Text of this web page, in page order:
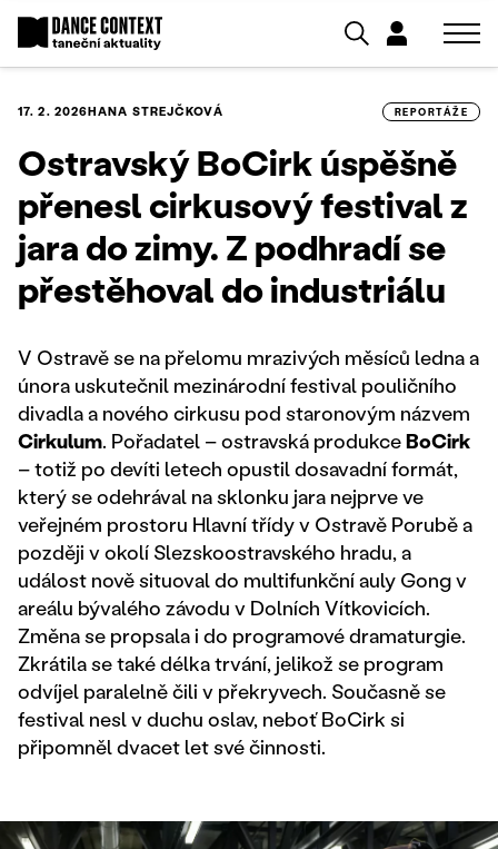
17. 2. 2026HANA STREJČKOVÁ REPORTÁŽE
Ostravský BoCirk úspěšně
přenesl cirkusový festival z
jara do zimy. Z podhradí se
přestěhoval do industriálu
V Ostravě se na přelomu mrazivých měsíců ledna a
února uskutečnil mezinárodní festival pouličního
divadla a nového cirkusu pod staronovým názvem
Cirkulum. Pořadatel – ostravská produkceBoCirk
– totiž po devíti letech opustil dosavadní formát,
který se odehrával na sklonku jara nejprve ve
veřejném prostoru Hlavní třídy v Ostravě Porubě a
později v okolí Slezskoostravského hradu, a
událost nově situoval do multifunkční auly Gong v
areálu bývalého závodu v Dolních Vítkovicích.
Změna se propsala i do programové dramaturgie.
Zkrátila se také délka trvání, jelikož se program
odvíjel paralelně čili v překryvech. Současně se
festival nesl v duchu oslav, neboť BoCirk si
připomněl dvacet let své činnosti.